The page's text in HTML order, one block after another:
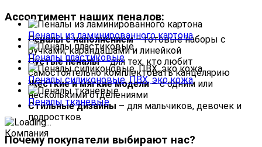
Ассортимент наших пеналов:
Пеналы с наполнением– готовые наборы с
ручками, карандашами и линейкой
Пустые пеналы– для тех, кто любит
самостоятельно комплектовать канцелярию
Жёсткие и мягкие модели– с одним или
несколькими отделениями
Стильные дизайны – для мальчиков, девочек и
подростков
Почему покупатели выбирают нас?
Пеналы из ламинированного картона
Пеналы пластиковые
Пеналы силиконовые, ПВХ, эко кожа
Пеналы тканевые
Компания